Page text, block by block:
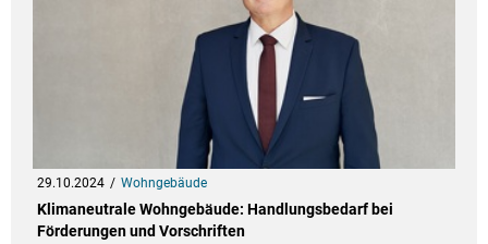
29.10.2024 Wohngebäude
Klimaneutrale Wohngebäude: Handlungsbedarf bei
Förderungen und Vorschriften